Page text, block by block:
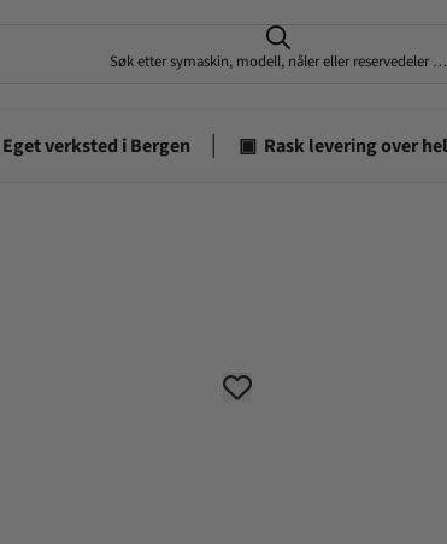
Søk etter symaskin, modell, nåler eller reservedeler …